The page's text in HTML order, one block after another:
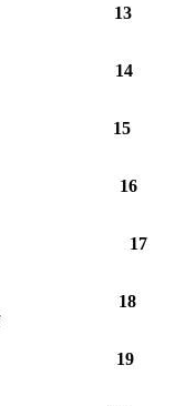
13
14
15
16
17
18
19